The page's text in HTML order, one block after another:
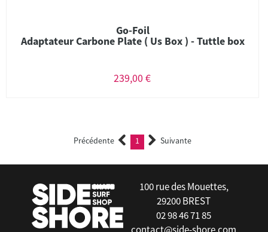
Go-Foil
Adaptateur Carbone Plate ( Us Box ) - Tuttle box
239,00 €
Précédente 1 (current)Suivante
100 rue des Mouettes,
29200 BREST
02 98 46 71 85